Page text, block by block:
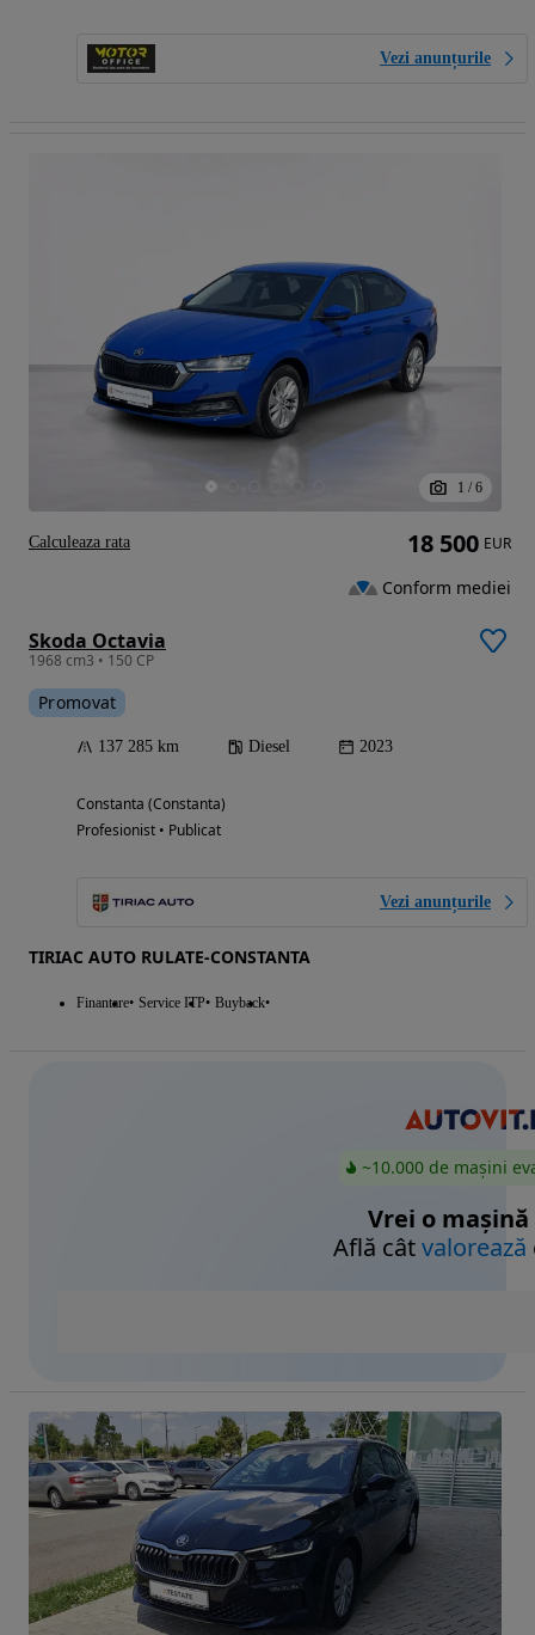
Vezi anunțurile
1 / 6
Skoda Octavia
1968 cm3 • 150 CP
Promovat
137 285 km Diesel 2023
Constanta (Constanta)
Profesionist • Publicat
Vezi anunțurile
TIRIAC AUTO RULATE-CONSTANTA
Finantare Service ITP Buyback
18 500 EUR
Conform mediei
Calculeaza rata
~10.000 de mașini
Vrei o mașină
Află câtvalorează